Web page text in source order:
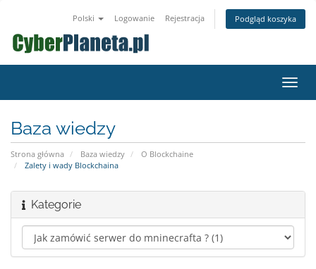
Polski Logowanie Rejestracja Podgląd koszyka
Baza wiedzy
Strona główna Baza wiedzy
O Blockchaine
Zalety i wady Blockchaina
Kategorie